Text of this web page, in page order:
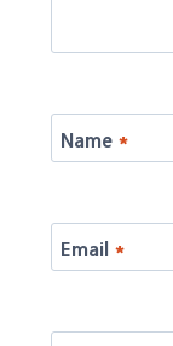
Name *
Email *